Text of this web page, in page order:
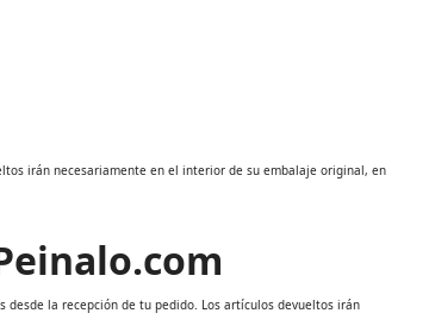
irán necesariamente en el interior de su embalaje original, en
la recepción de tu pedido. Los artículos devueltos irán